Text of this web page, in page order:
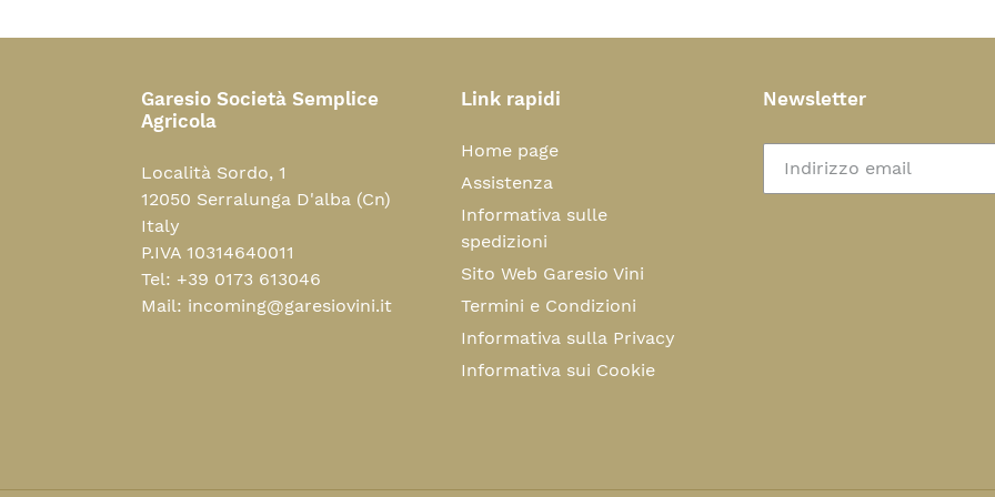
Garesio Società Semplice
Agricola
Località Sordo, 1
12050 Serralunga D'alba (Cn)
Italy
P.IVA 10314640011
Tel: +39 0173 613046
Mail: incoming@garesiovini.it
Link rapidi
Home page
Assistenza
Informativa sulle
spedizioni
Sito Web Garesio Vini
Termini e Condizioni
Informativa sulla Privacy
Informativa sui Cookie
Newsletter